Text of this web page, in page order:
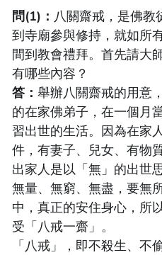
問(1)： 八關齋戒，是佛教
到寺廟參與修持，就如所
間到教會禮拜。首先請大
有哪些內容？
答： 舉辦八關齋戒的用意
的在家佛弟子，在一個月
習出世的生活。因為在家
件，有妻子、兒女、有物
出家人是以「無」的出世
無量、無窮、無盡，要無
中，真正的安住身心，所
受「八戒一齋」。
「八戒」，即不殺生、不